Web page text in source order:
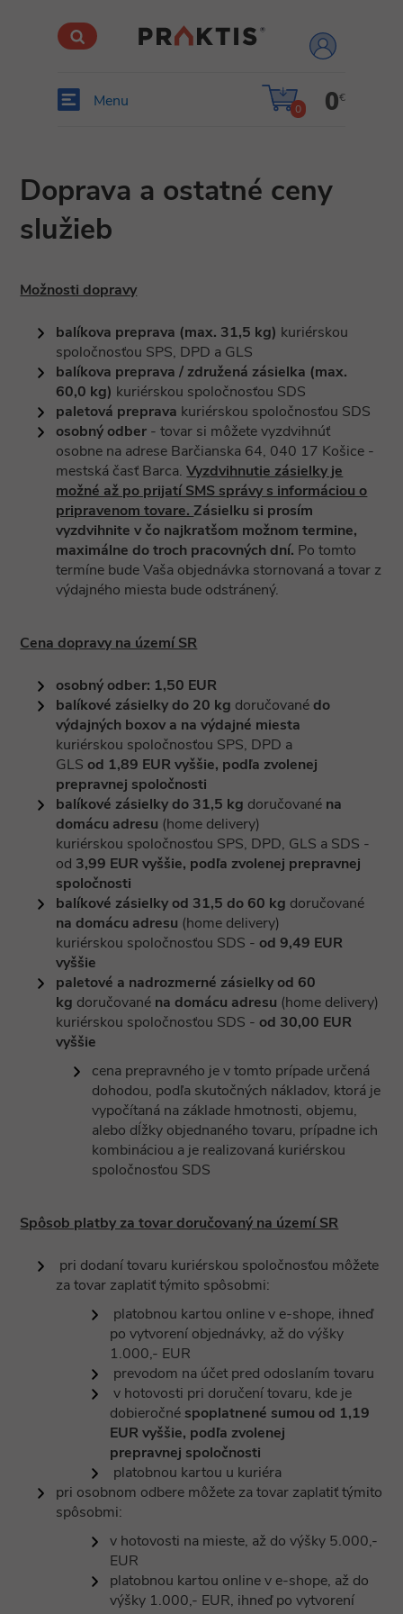
prihlásiť
sa
0 0€
Menu
Doprava a ostatné ceny
služieb
Možnosti dopravy
balíkova preprava (max. 31,5 kg) kuriérskou
spoločnosťou SPS, DPD a GLS
balíkova preprava / združená zásielka (max.
60,0 kg) kuriérskou spoločnosťou SDS
paletová preprava kuriérskou spoločnosťou SDS
osobný odber - tovar si môžete vyzdvihnúť
osobne na adrese Barčianska 64, 040 17 Košice -
mestská časť Barca.Vyzdvihnutie zásielky je
možné až po prijatí SMS správy s informáciou o
pripravenom tovare. Zásielku si prosím
vyzdvihnite v čo najkratšom možnom termine,
maximálne do troch pracovných dní. Po tomto
termíne bude Vaša objednávka stornovaná a tovar z
výdajného miesta bude odstránený.
Cena dopravy na území SR
osobný odber: 1,50 EUR
balíkové zásielky do 20 kg doručovanédo
výdajných boxov a na výdajné miesta
kuriérskou spoločnosťou SPS, DPD a
GLSod 1,89 EUR vyššie, podľa zvolenej
prepravnej spoločnosti
balíkové zásielky do 31,5 kg doručované na
domácu adresu (home delivery)
kuriérskou spoločnosťou SPS, DPD, GLS a SDS -
od 3,99 EUR vyššie, podľa zvolenej prepravnej
spoločnosti
balíkové zásielky od 31,5 do 60 kg doručované
na domácu adresu (home delivery)
kuriérskou spoločnosťou SDS -od 9,49 EUR
vyššie
paletové a nadrozmerné zásielky od 60
kg doručované na domácu adresu (home delivery)
kuriérskou spoločnosťou SDS -od 30,00 EUR
vyššie
cena prepravného je v tomto prípade určená
dohodou, podľa skutočných nákladov, ktorá je
vypočítaná na základe hmotnosti, objemu,
alebo dĺžky objednaného tovaru, prípadne ich
kombináciou a je realizovaná kuriérskou
spoločnosťou SDS
Spôsob platby za tovar doručovaný na území SR
pri dodaní tovaru kuriérskou spoločnosťou môžete
za tovar zaplatiť týmito spôsobmi:
platobnou kartou online v e-shope, ihneď
po vytvorení objednávky, až do výšky
1.000,- EUR
prevodom na účet pred odoslaním tovaru
v hotovosti pri doručení tovaru, kde je
dobieročné spoplatnené sumou od 1,19
EUR vyššie, podľa zvolenej
prepravnej spoločnosti
platobnou kartou u kuriéra
pri osobnom odbere môžete za tovar zaplatiť týmito
spôsobmi:
v hotovosti na mieste, až do výšky 5.000,-
EUR
platobnou kartou online v e-shope, až do
výšky 1.000,- EUR, ihneď po vytvorení